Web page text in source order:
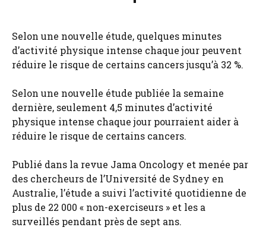
Selon une nouvelle étude, quelques minutes
d’activité physique intense chaque jour peuvent
réduire le risque de certains cancers jusqu’à 32 %.
Selon une nouvelle étude publiée la semaine
dernière, seulement 4,5 minutes d’activité
physique intense chaque jour pourraient aider à
réduire le risque de certains cancers.
Publié dans la revue Jama Oncology et menée par
des chercheurs de l’Université de Sydney en
Australie, l’étude a suivi l’activité quotidienne de
plus de 22 000 « non-exerciseurs » et les a
surveillés pendant près de sept ans.